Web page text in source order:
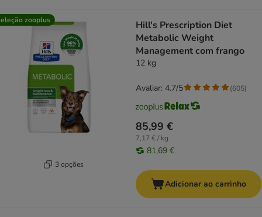
zooplus
3 opções
Hill's Prescription Diet
Metabolic Weight
Management com frango
12 kg
85,99 €
7,17 € / kg
81,69 €
Avaliar: 4.7/5 (605)
Adicionar ao carrinho